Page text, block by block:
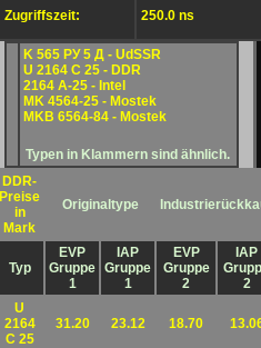
Zugriffszeit: 250.0 ns
K 565 PУ 5 Д - UdSSR
U 2164 C 25 - DDR
2164 A-25 - Intel
MK 4564-25 - Mostek
MKB 6564-84 - Mostek
Typen in Klammern sind ähnlich.
DDR-
Preise
in
Mark
Originaltype
Typ
EVP
Gruppe
1
IAP
Gruppe
1
EVP
Gruppe
2
IAP
2
U
2164
C 25
31.20 23.12 18.70